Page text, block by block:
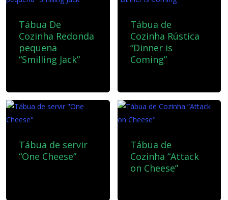
Tábua De
Cozinha Redonda
pequena
“Smilling Jack”
Tábua de
Cozinha Rústica
“Dinner is
Coming”
Tábua de servir
“One Cheese”
Tábua de
Cozinha “Attack
on Cheese”